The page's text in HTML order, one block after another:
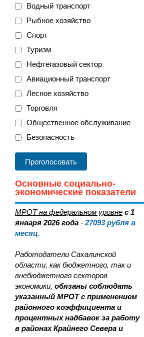
Водный транспорт
Рыбное хозяйство
Спорт
Туризм
Нефтегазовый сектор
Авиационный транспорт
Лесное хозяйство
Торговля
Общественное обслуживание
Безопасность
Основные социально-
экономические показатели
МРОТ на федеральном уровне с 1
января 2026 года - 27093рубля в
месяц.
Работодатели Сахалинской
области, как бюджетного, так и
внебюджетного секторов
экономики, обязаны соблюдать
указанный МРОТ с применением
районного коэффициента и
процентных надбавок за работу
в районах Крайнего Севера и